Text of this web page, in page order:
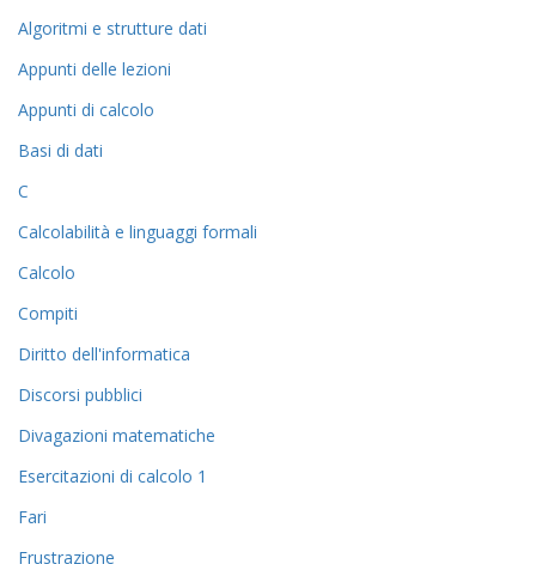
Algoritmi e strutture dati
Appunti delle lezioni
Appunti di calcolo
Basi di dati
C
Calcolabilità e linguaggi formali
Calcolo
Compiti
Diritto dell'informatica
Discorsi pubblici
Divagazioni matematiche
Esercitazioni di calcolo 1
Fari
Frustrazione